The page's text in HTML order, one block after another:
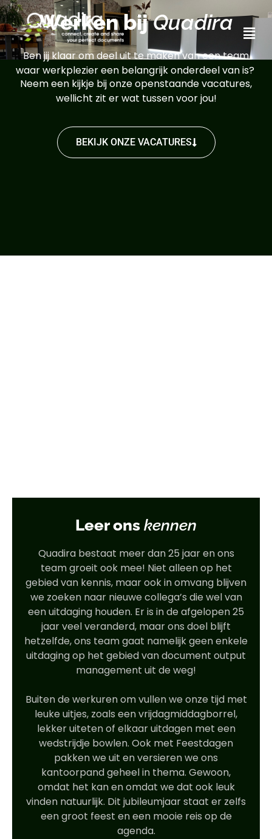
Werken bijQuadira
Ben jij klaar om deel uit te maken van een team
waar werkplezier een belangrijk onderdeel van is?
Neem een kijkje bij onze openstaande vacatures,
wellicht zit er wat tussen voor jou!
BEKIJK ONZE VACATURES
Leer ons kennen
Quadira bestaat meer dan 25 jaar en ons
team groeit ook mee! Niet alleen op het
gebied van kennis, maar ook in omvang blijven
we zoeken naar nieuwe collega’s die wel van
een uitdaging houden. Er is in de afgelopen 25
jaar veel veranderd, maar ons doel blijft
hetzelfde, ons team gaat namelijk geen enkele
uitdaging op het gebied van document output
management uit de weg!
Buiten de werkuren om vullen we onze tijd met
leuke uitjes, zoals een vrijdagmiddagborrel,
lekker uiteten of elkaar uitdagen met een
wedstrijdje bowlen. Ook met Feestdagen
pakken we uit en versieren we ons
kantoorpand geheel in thema. Gewoon,
omdat het kan en omdat we dat ook leuk
vinden natuurlijk. Dit jubileumjaar staat er zelfs
een groot feest en een mooie reis op de
agenda.